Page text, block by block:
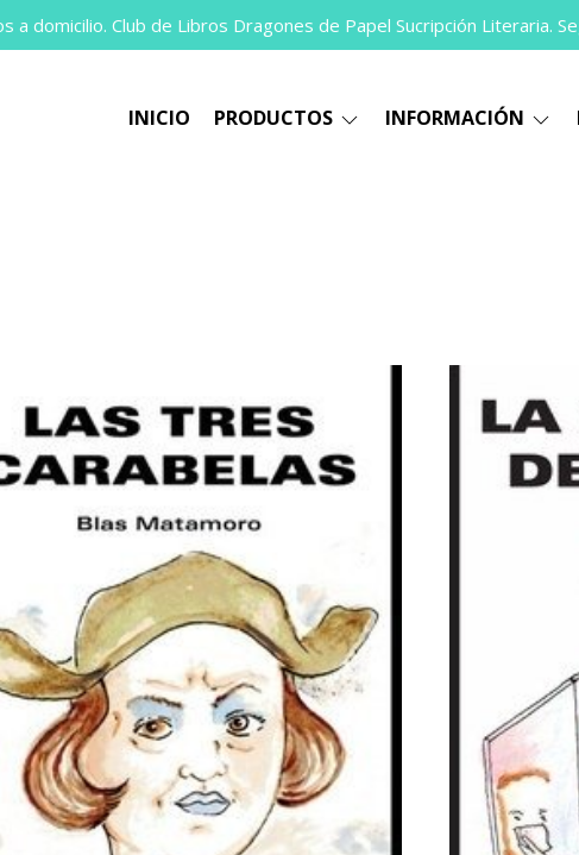
domicilio. Club de Libros Dragones de Papel Sucripción Literaria.
INICIO PRODUCTOS INFORMACIÓN